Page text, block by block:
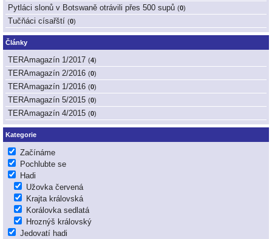
Pytláci slonů v Botswaně otrávili přes 500 supů (0)
Tučňáci císařští (0)
Články
TERAmagazín 1/2017 (4)
TERAmagazín 2/2016 (0)
TERAmagazín 1/2016 (0)
TERAmagazín 5/2015 (0)
TERAmagazín 4/2015 (0)
Kategorie
Začínáme
Pochlubte se
Hadi
Užovka červená
Krajta královská
Korálovka sedlatá
Hroznýš královský
Jedovatí hadi